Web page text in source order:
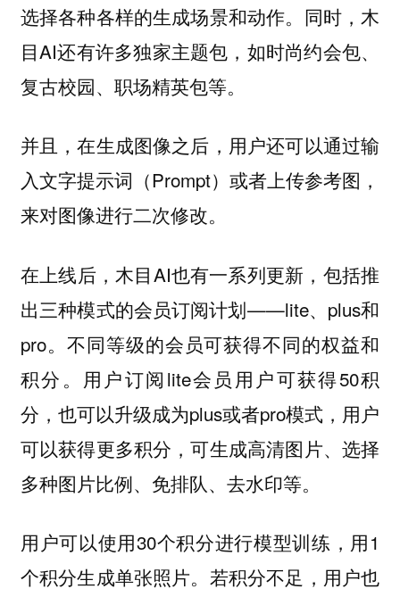
选择各种各样的生成场景和动作。同时，木
目AI还有许多独家主题包，如时尚约会包、
复古校园、职场精英包等。
并且，在生成图像之后，用户还可以通过输
入文字提示词（Prompt）或者上传参考图，
来对图像进行二次修改。
在上线后，木目AI也有一系列更新，包括推
出三种模式的会员订阅计划——lite、plus和
pro。不同等级的会员可获得不同的权益和
积分。用户订阅lite会员用户可获得50积
分，也可以升级成为plus或者pro模式，用户
可以获得更多积分，可生成高清图片、选择
多种图片比例、免排队、去水印等。
用户可以使用30个积分进行模型训练，用1
个积分生成单张照片。若积分不足，用户也